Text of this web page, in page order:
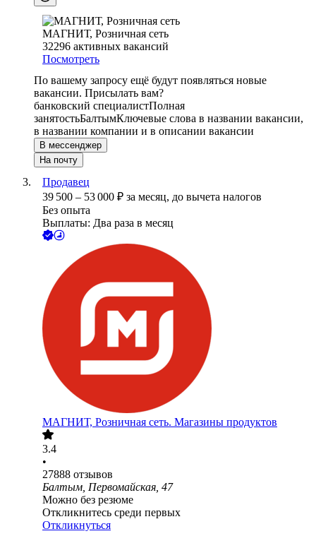
МАГНИТ, Розничная сеть
32296 активных вакансий
Посмотреть
По вашему запросу ещё будут появляться новые
вакансии. Присылать вам?
банковский специалистПолная
занятостьБалтымКлючевые слова в названии вакансии,
в названии компании и в описании вакансии
В мессенджер
На почту
Продавец
39 500 – 53 000 ₽ за месяц, до вычета налогов
Без опыта
Выплаты: Два раза в месяц
МАГНИТ, Розничная сеть. Магазины продуктов
3.4
•
27888 отзывов
Балтым, Первомайская, 47
Можно без резюме
Откликнитесь среди первых
Откликнуться